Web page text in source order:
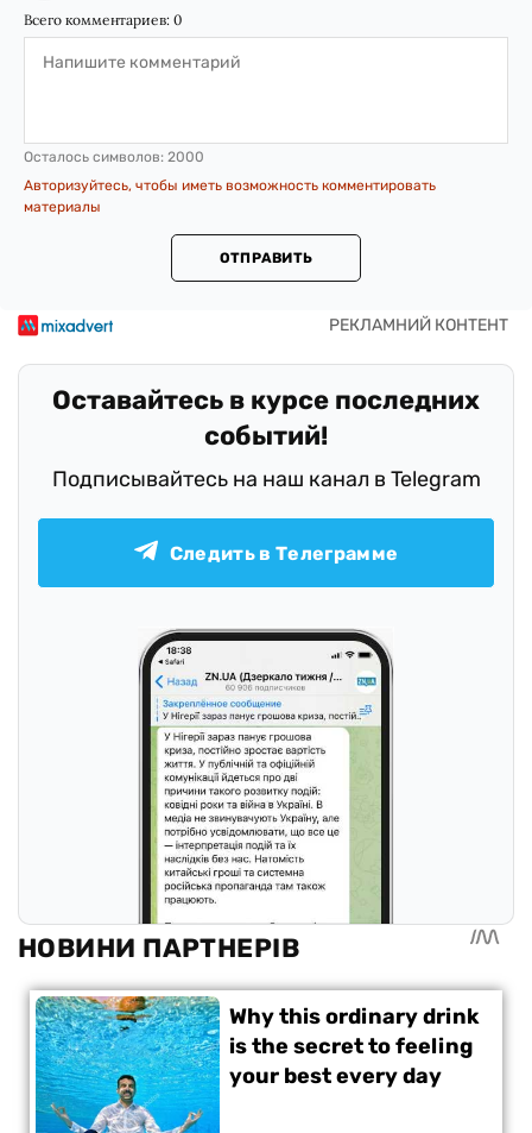
Всего комментариев: 0
Осталось символов: 2000
Авторизуйтесь, чтобы иметь возможность комментировать
материалы
ОТПРАВИТЬ
Оставайтесь в курсе последних
событий!
Подписывайтесь на наш канал в Telegram
Следить в Телеграмме